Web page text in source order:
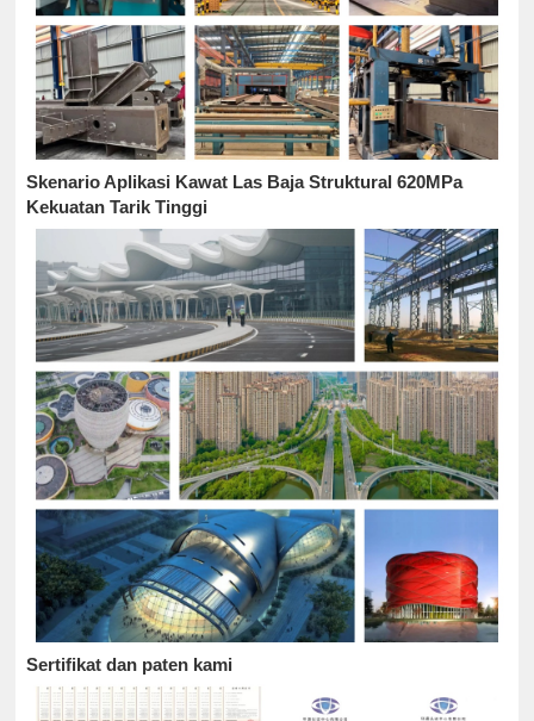
Skenario Aplikasi Kawat Las Baja Struktural 620MPa
Kekuatan Tarik Tinggi
Sertifikat dan paten kami